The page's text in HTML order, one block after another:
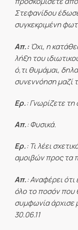
Στεφανίδου
συγκεκριμένη
Απ.:Όχι, η
λήξη του
ό,τι θυμάμαι,
συνεννόηση μαζί
Ερ.: Γνωρίζετε
Απ.: Φυσικά.
Ερ.: Τι λέει
αμοιβών προς τα
Απ.: Αναφέρει
όλο το ποσόν που
συμφωνία άρχισε
30.06.11